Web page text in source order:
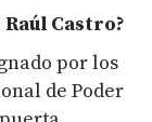
Castro?
por los
de Poder